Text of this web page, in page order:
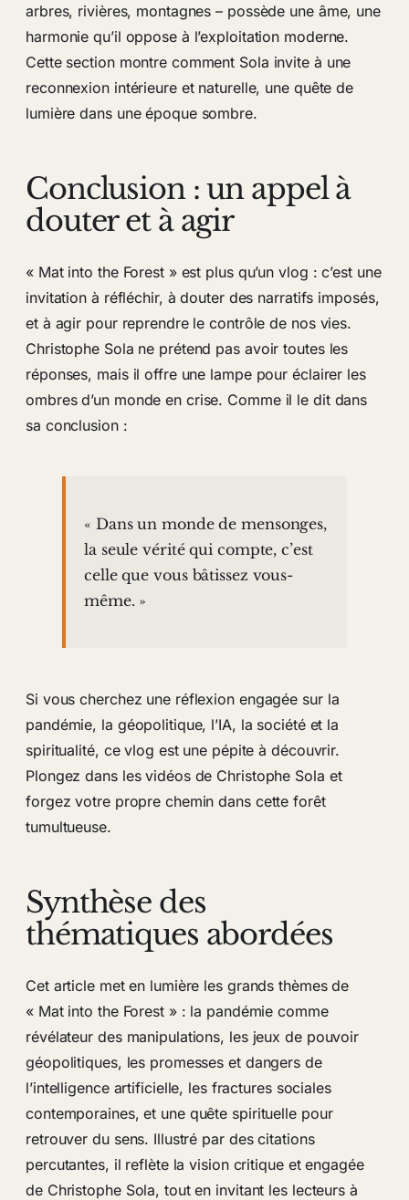
arbres, rivières, montagnes – possède une âme, une
harmonie qu’il oppose à l’exploitation moderne.
Cette section montre comment Sola invite à une
reconnexion intérieure et naturelle, une quête de
lumière dans une époque sombre.
Conclusion : un appel à
douter et à agir
« Mat into the Forest » est plus qu’un vlog : c’est une
invitation à réfléchir, à douter des narratifs imposés,
et à agir pour reprendre le contrôle de nos vies.
Christophe Sola ne prétend pas avoir toutes les
réponses, mais il offre une lampe pour éclairer les
ombres d’un monde en crise. Comme il le dit dans
sa conclusion :
« Dans un monde de mensonges,
la seule vérité qui compte, c’est
celle que vous bâtissez vous-
même. »
Si vous cherchez une réflexion engagée sur la
pandémie, la géopolitique, l’IA, la société et la
spiritualité, ce vlog est une pépite à découvrir.
Plongez dans les vidéos de Christophe Sola et
forgez votre propre chemin dans cette forêt
tumultueuse.
Synthèse des
thématiques abordées
Cet article met en lumière les grands thèmes de
« Mat into the Forest » : la pandémie comme
révélateur des manipulations, les jeux de pouvoir
géopolitiques, les promesses et dangers de
l’intelligence artificielle, les fractures sociales
contemporaines, et une quête spirituelle pour
retrouver du sens. Illustré par des citations
percutantes, il reflète la vision critique et engagée
de Christophe Sola, tout en invitant les lecteurs à